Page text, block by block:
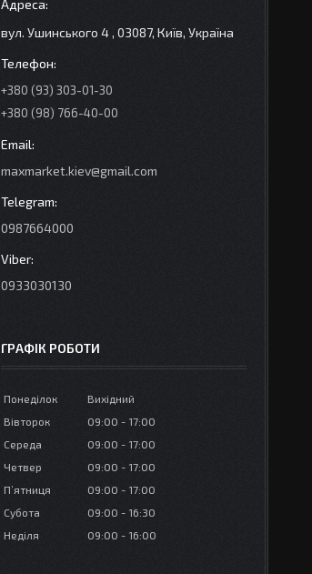
вул. Ушинського 4 , 03087, Київ, Україна
+380 (93) 303-01-30
+380 (98) 766-40-00
maxmarket.kiev@gmail.com
0987664000
0933030130
ГРАФІК РОБОТИ
Понеділок
Вихідний
Вівторок
09:00
17:00
Середа
09:00
17:00
Четвер
09:00
17:00
Пʼятниця
09:00
17:00
Субота
09:00
16:30
Неділя
09:00 16:00